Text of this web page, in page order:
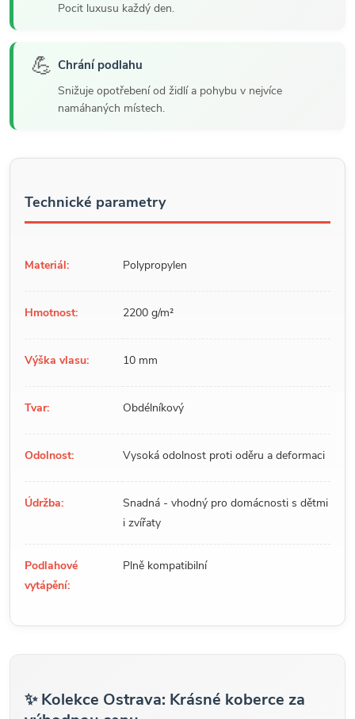
Pocit luxusu každý den.
💪 Chrání podlahu
Snižuje opotřebení od židlí a pohybu v nejvíce
namáhaných místech.
Technické parametry
Materiál: Polypropylen
Hmotnost: 2200 g/m²
Výška vlasu: 10 mm
Tvar: Obdélníkový
Odolnost: Vysoká odolnost proti oděru a deformaci
Údržba:
Snadná - vhodný pro domácnosti s dětmi
i zvířaty
Podlahové
vytápění:
Plně kompatibilní
✨ Kolekce Ostrava: Krásné koberce za